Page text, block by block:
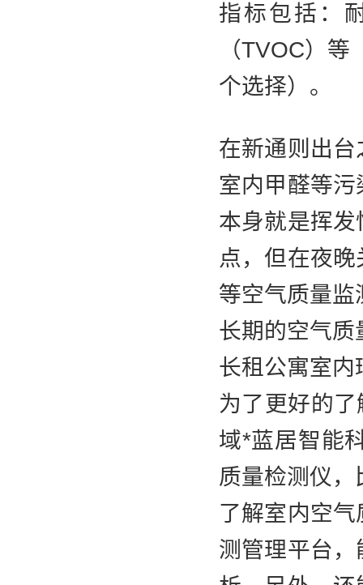
指标包括：
（TVOC）
个选择）。
在新通则出
室内甲醛等
本身就是挥
点，但在夜
等空气质量
长期的空气
长租公寓室内
为了更好的
域*蓝居智能
质量检测仪
了解室内空
测管理平台